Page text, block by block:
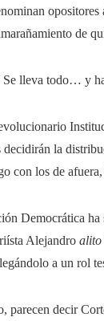
de
Se lleva todo… y
la
con los de
Democrática
Alejandro alito
a un rol
parecen decir